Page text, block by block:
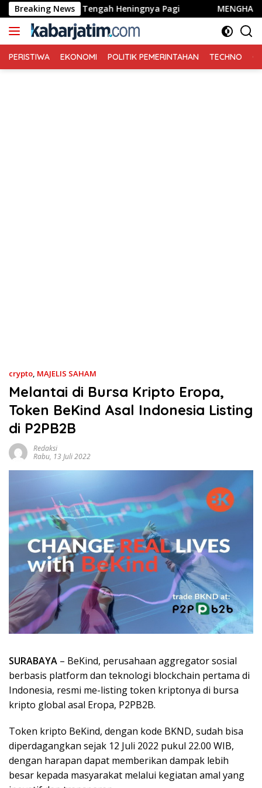
Langsung
ke
konten
Breaking News
di Tengah Heningnya Pagi MENGHARGAI DIRI
PERISTIWA EKONOMI POLITIK PEMERINTAHAN TECHNO
crypto, MAJELIS SAHAM
Melantai di Bursa Kripto Eropa,
Token BeKind Asal Indonesia Listing
di P2PB2B
Redaksi
Rabu, 13 Juli 2022
SURABAYA – BeKind, perusahaan aggregator sosial
berbasis platform dan teknologi blockchain pertama di
Indonesia, resmi me-listing token kriptonya di bursa
kripto global asal Eropa, P2PB2B.
Token kripto BeKind, dengan kode BKND, sudah bisa
diperdagangkan sejak 12 Juli 2022 pukul 22.00 WIB,
dengan harapan dapat memberikan dampak lebih
besar kepada masyarakat melalui kegiatan amal yang